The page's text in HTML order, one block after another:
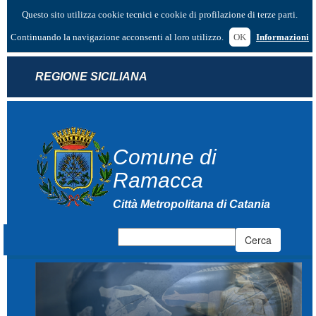
Questo sito utilizza cookie tecnici e cookie di profilazione di terze parti.
Continuando la navigazione acconsenti al loro utilizzo. OK Informazioni
REGIONE SICILIANA
Comune di
Ramacca
Città Metropolitana di Catania